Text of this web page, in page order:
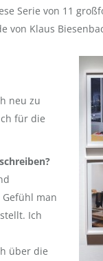
Serie von 11
von Klaus
neu zu
für die
man
Ich
über die